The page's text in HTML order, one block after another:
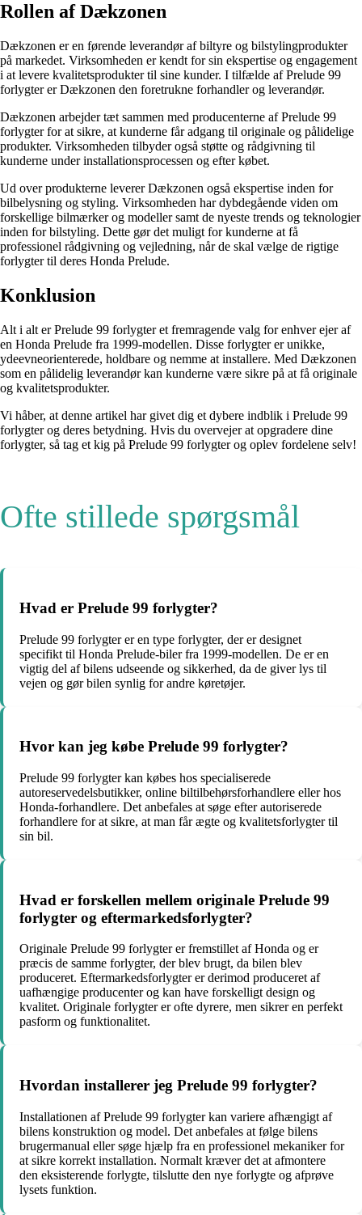
Rollen af Dækzonen
Dækzonen er en førende leverandør af biltyre og bilstylingprodukter
på markedet. Virksomheden er kendt for sin ekspertise og engagement
i at levere kvalitetsprodukter til sine kunder. I tilfælde af Prelude 99
forlygter er Dækzonen den foretrukne forhandler og leverandør.
Dækzonen arbejder tæt sammen med producenterne af Prelude 99
forlygter for at sikre, at kunderne får adgang til originale og pålidelige
produkter. Virksomheden tilbyder også støtte og rådgivning til
kunderne under installationsprocessen og efter købet.
Ud over produkterne leverer Dækzonen også ekspertise inden for
bilbelysning og styling. Virksomheden har dybdegående viden om
forskellige bilmærker og modeller samt de nyeste trends og teknologier
inden for bilstyling. Dette gør det muligt for kunderne at få
professionel rådgivning og vejledning, når de skal vælge de rigtige
forlygter til deres Honda Prelude.
Konklusion
Alt i alt er Prelude 99 forlygter et fremragende valg for enhver ejer af
en Honda Prelude fra 1999-modellen. Disse forlygter er unikke,
ydeevneorienterede, holdbare og nemme at installere. Med Dækzonen
som en pålidelig leverandør kan kunderne være sikre på at få originale
og kvalitetsprodukter.
Vi håber, at denne artikel har givet dig et dybere indblik i Prelude 99
forlygter og deres betydning. Hvis du overvejer at opgradere dine
forlygter, så tag et kig på Prelude 99 forlygter og oplev fordelene selv!
Ofte stillede spørgsmål
Hvad er Prelude 99 forlygter?
Prelude 99 forlygter er en type forlygter, der er designet
specifikt til Honda Prelude-biler fra 1999-modellen. De er en
vigtig del af bilens udseende og sikkerhed, da de giver lys til
vejen og gør bilen synlig for andre køretøjer.
Hvor kan jeg købe Prelude 99 forlygter?
Prelude 99 forlygter kan købes hos specialiserede
autoreservedelsbutikker, online biltilbehørsforhandlere eller hos
Honda-forhandlere. Det anbefales at søge efter autoriserede
forhandlere for at sikre, at man får ægte og kvalitetsforlygter til
sin bil.
Hvad er forskellen mellem originale Prelude 99
forlygter og eftermarkedsforlygter?
Originale Prelude 99 forlygter er fremstillet af Honda og er
præcis de samme forlygter, der blev brugt, da bilen blev
produceret. Eftermarkedsforlygter er derimod produceret af
uafhængige producenter og kan have forskelligt design og
kvalitet. Originale forlygter er ofte dyrere, men sikrer en perfekt
pasform og funktionalitet.
Hvordan installerer jeg Prelude 99 forlygter?
Installationen af Prelude 99 forlygter kan variere afhængigt af
bilens konstruktion og model. Det anbefales at følge bilens
brugermanual eller søge hjælp fra en professionel mekaniker for
at sikre korrekt installation. Normalt kræver det at afmontere
den eksisterende forlygte, tilslutte den nye forlygte og afprøve
lysets funktion.